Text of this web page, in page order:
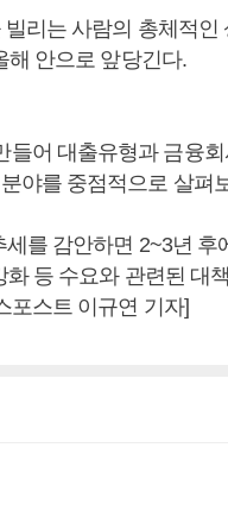
리는 사람의 총체적인
해 안으로 앞당긴다.
어 대출유형과 금융
야를 중점적으로 살펴
를 감안하면 2~3년 후
등 수요와 관련된 대
포스트 이규연 기자]